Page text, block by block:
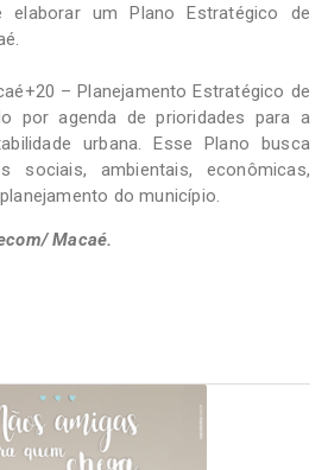
um Plano Estratégico de
– Planejamento Estratégico de
por agenda de prioridades para a
urbana. Esse Plano busca
sociais, ambientais, econômicas,
do município.
Macaé.